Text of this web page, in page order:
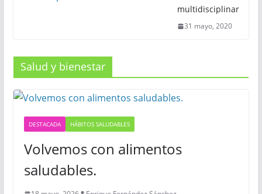
multidisciplinar
31 mayo, 2020
Salud y bienestar
DESTACADA HÁBITOS SALUDABLES
Volvemos con alimentos
saludables.